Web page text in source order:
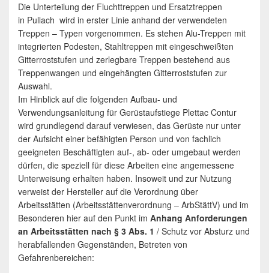
Die Unterteilung der Fluchttreppen und Ersatztreppen
in Pullach wird in erster Linie anhand der verwendeten
Treppen – Typen vorgenommen. Es stehen Alu-Treppen mit
integrierten Podesten, Stahltreppen mit eingeschweißten
Gitterroststufen und zerlegbare Treppen bestehend aus
Treppenwangen und eingehängten Gitterroststufen zur
Auswahl.
Im Hinblick auf die folgenden Aufbau- und
Verwendungsanleitung für Gerüstaufstiege Plettac Contur
wird grundlegend darauf verwiesen, das Gerüste nur unter
der Aufsicht einer befähigten Person und von fachlich
geeigneten Beschäftigten auf-, ab- oder umgebaut werden
dürfen, die speziell für diese Arbeiten eine angemessene
Unterweisung erhalten haben. Insoweit und zur Nutzung
verweist der Hersteller auf die Verordnung über
Arbeitsstätten (Arbeitsstättenverordnung – ArbStättV) und im
Besonderen hier auf den Punkt im Anhang Anforderungen
an Arbeitsstätten nach § 3 Abs. 1 / Schutz vor Absturz und
herabfallenden Gegenständen, Betreten von
Gefahrenbereichen: